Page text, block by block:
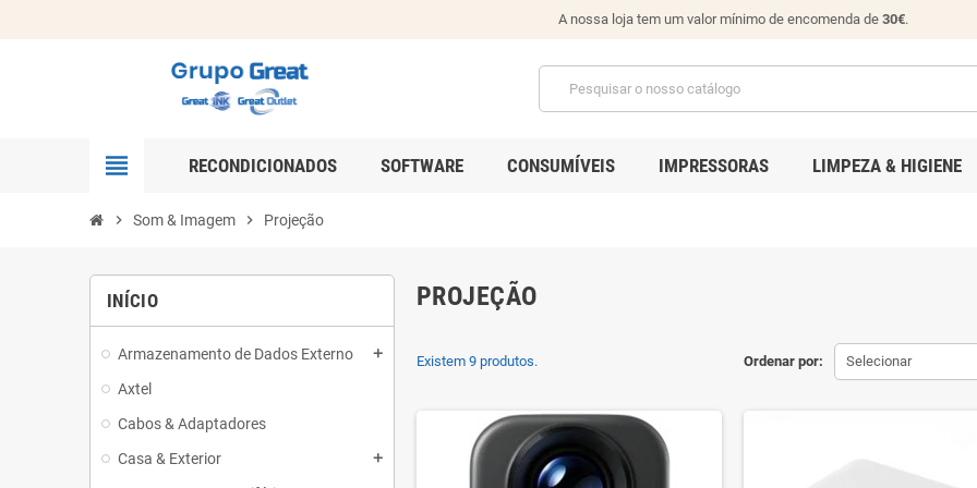
A nossa loja tem um valor mínimo de encomenda de 30€.
view_headline RECONDICIONADOS SOFTWARE CONSUMÍVEIS IMPRESSORAS LIMPEZA & HIGIENE
chevron_right Som & Imagem chevron_right Projeção
INÍCIO
Armazenamento de Dados Externo add
Axtel
Cabos & Adaptadores
Casa & Exterior
add
PROJEÇÃO
Ordenar por: Selecionar
Existem 9 produtos.